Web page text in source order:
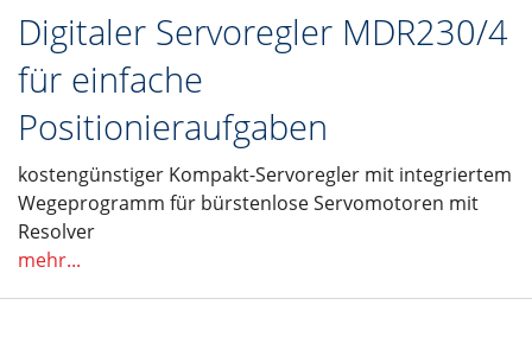
Digitaler Servoregler MDR230/4
für einfache
Positionieraufgaben
kostengünstiger Kompakt-Servoregler mit integriertem
Wegeprogramm für bürstenlose Servomotoren mit
Resolver
mehr...